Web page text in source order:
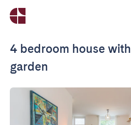
4 bedroom house with
garden